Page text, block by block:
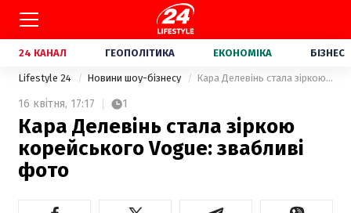
24 КАНАЛ ГЕОПОЛІТИКА ЕКОНОМІКА БІЗНЕС
Lifestyle 24 Новини шоу-бізнесу Кара Делевінь стала зіркою корейського Vogue: звабливі фото
16 квітня, 17:17 1
Кара Делевінь стала зіркою
корейського Vogue: звабливі
фото